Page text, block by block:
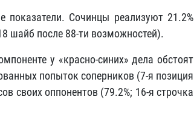
Сочинцы реализуют 21.2%
шайб после 88-ти возможностей).
у «красно-синих» дела обстоят
попыток соперников (7-я позиция
своих оппонентов (79.2%; 16-я строчка